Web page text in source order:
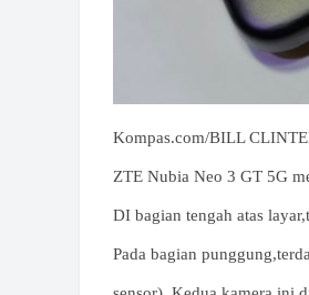
Kompas.com/BILL
ZTE Nubia Neo 3 GT 5G
DI bagian tengah atas
Pada bagian